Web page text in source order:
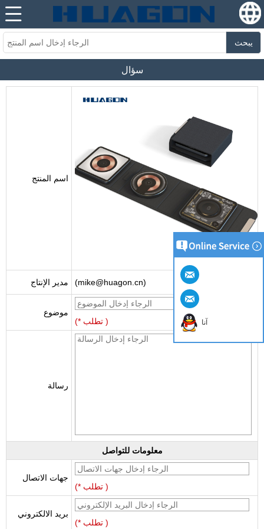
يبحث
سؤال
اسم المنتج
مدير الإنتاج (mike@huagon.cn)
موضوع
(* تطلب )
رسالة
معلومات للتواصل
جهات الاتصال
(* تطلب )
بريد الالكتروني
(* تطلب )
آنا